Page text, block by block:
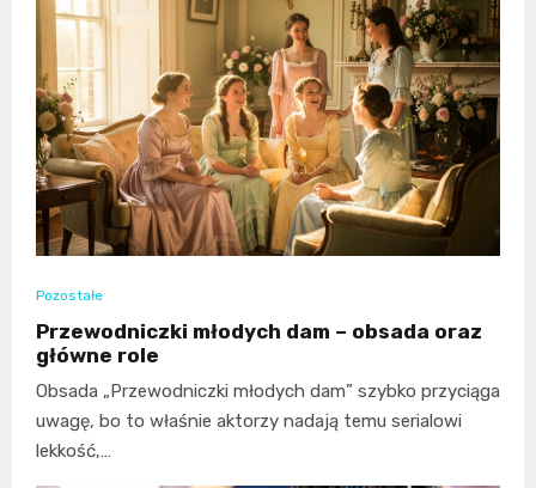
Pozostałe
Przewodniczki młodych dam – obsada oraz
główne role
Obsada „Przewodniczki młodych dam” szybko przyciąga
uwagę, bo to właśnie aktorzy nadają temu serialowi
lekkość,…